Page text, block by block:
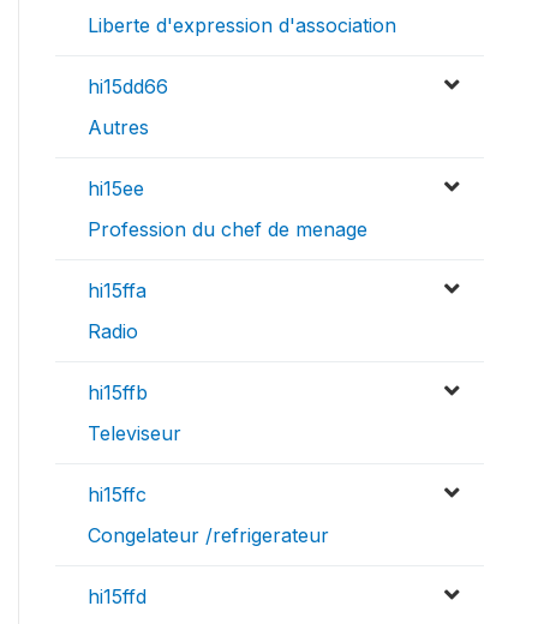
Liberte d'expression d'association
hi15dd66
Autres
hi15ee
Profession du chef de menage
hi15ffa
Radio
hi15ffb
Televiseur
hi15ffc
Congelateur /refrigerateur
hi15ffd